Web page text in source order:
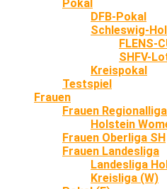
Pokal
DFB-Pokal
Schleswig-
FLENS-
SHFV-
Kreispokal
Testspiel
Frauen
Frauen
Holstein
Frauen Oberliga SH
Frauen Landesliga
Landesliga
Kreisliga (W)